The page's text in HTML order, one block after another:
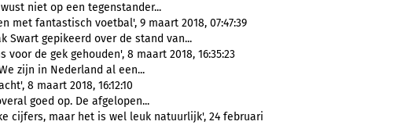
niet op een tegenstander...
met fantastisch voetbal', 9 maart 2018, 07:47:39
Swart gepikeerd over de stand van...
de gek gehouden', 8 maart 2018, 16:35:23
zijn in Nederland al een...
8 maart 2018, 16:12:10
goed op. De afgelopen...
cijfers, maar het is wel leuk natuurlijk', 24 februari